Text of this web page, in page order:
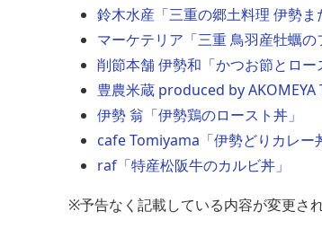
鈴木水産「三重の郷土料理 伊勢ま
マーケテリア「三重 鳥羽産牡蠣の
削節本舗 伊勢和「かつお節とロー
豊農米蔵 produced by AKOMEYA
伊勢 翁「伊勢鶏のロースト丼」
cafe Tomiyama「伊勢どりカレー
raf「特産松阪牛のカルビ丼」
※予告なく記載している内容が変更さ